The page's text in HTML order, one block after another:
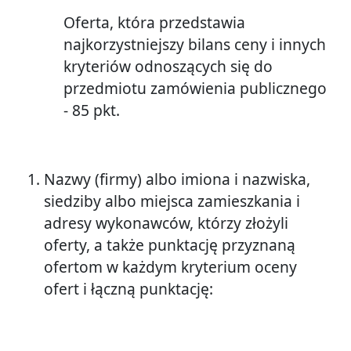
Oferta, która przedstawia
najkorzystniejszy bilans ceny i innych
kryteriów odnoszących się do
przedmiotu zamówienia publicznego
- 85 pkt.
Nazwy (firmy) albo imiona i nazwiska,
siedziby albo miejsca zamieszkania i
adresy wykonawców, którzy złożyli
oferty, a także punktację przyznaną
ofertom w każdym kryterium oceny
ofert i łączną punktację: